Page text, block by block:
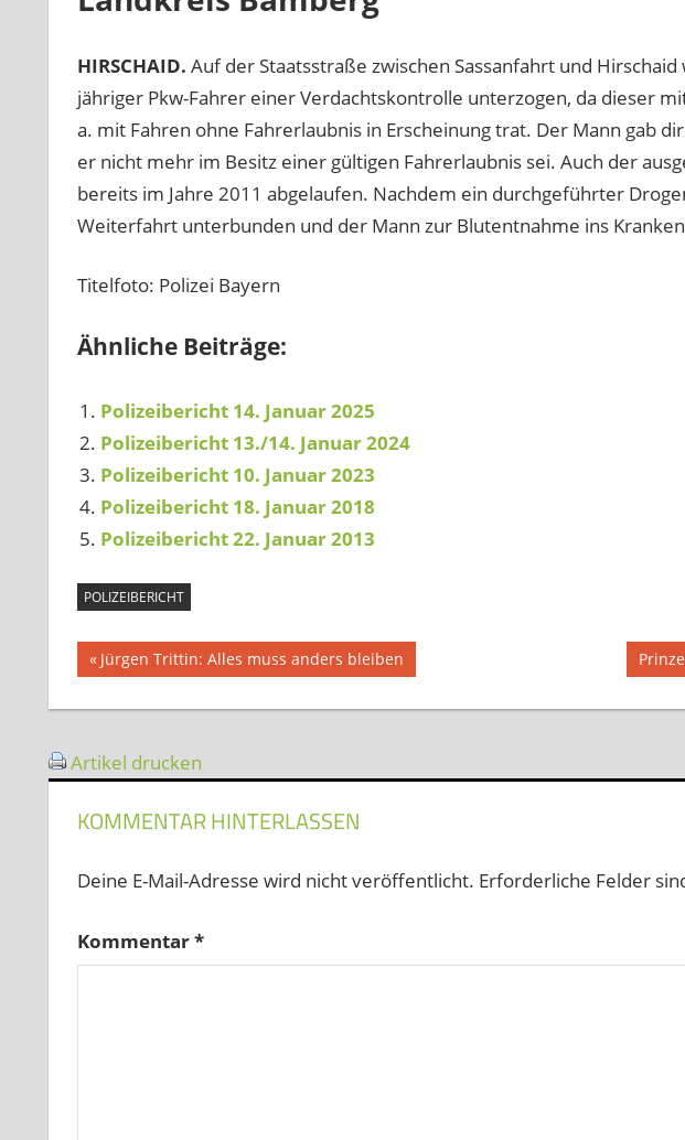
HIRSCHAID. Auf der Staatsstraße zwischen Sassanfahrt und
jähriger Pkw-Fahrer einer Verdachtskontrolle unterzogen, da dieser
a. mit Fahren ohne Fahrerlaubnis in Erscheinung trat. Der Mann gab
er nicht mehr im Besitz einer gültigen Fahrerlaubnis sei. Auch der
bereits im Jahre 2011 abgelaufen. Nachdem ein durchgeführter
Weiterfahrt unterbunden und der Mann zur Blutentnahme ins
Titelfoto: Polizei Bayern
Ähnliche Beiträge:
Polizeibericht 14. Januar 2025
Polizeibericht 13./14. Januar 2024
Polizeibericht 10. Januar 2023
Polizeibericht 18. Januar 2018
Polizeibericht 22. Januar 2013
POLIZEIBERICHT
Beitragsnavigation
Vorheriger
Jürgen Trittin: Alles muss anders bleiben
Artikel drucken
KOMMENTAR HINTERLASSEN
Deine E-Mail-Adresse wird nicht veröffentlicht. Erforderliche Felder
Kommentar*